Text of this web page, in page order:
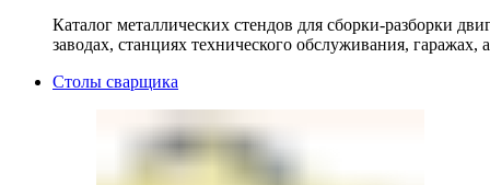
Каталог металлических стендов для сборки-разборки
заводах, станциях технического обслуживания, гаражах,
Столы сварщика